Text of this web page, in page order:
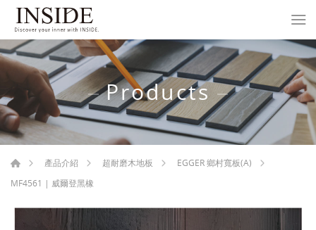
Products
產品介紹 超耐磨木地板
EGGER 鄉村寬板(A)
MF4561 | 威爾登黑橡